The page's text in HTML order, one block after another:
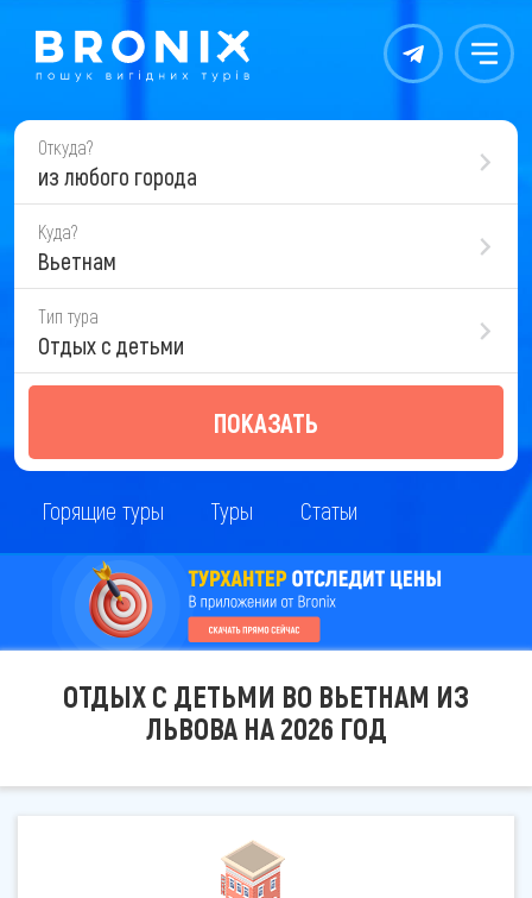
Контакты Меню
Откуда?
из любого города
Куда?
Вьетнам
Тип тура
Отдых с детьми
ПОКАЗАТЬ
Горящие туры Туры Статьи
ОТДЫХ С ДЕТЬМИ ВО ВЬЕТНАМ ИЗ
ЛЬВОВА НА 2026 ГОД